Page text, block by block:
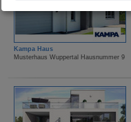
Kampa Haus
Musterhaus Wuppertal Hausnummer 9